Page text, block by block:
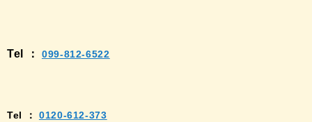
Tel ： 099-812-6522
Tel ： 0120-612-373